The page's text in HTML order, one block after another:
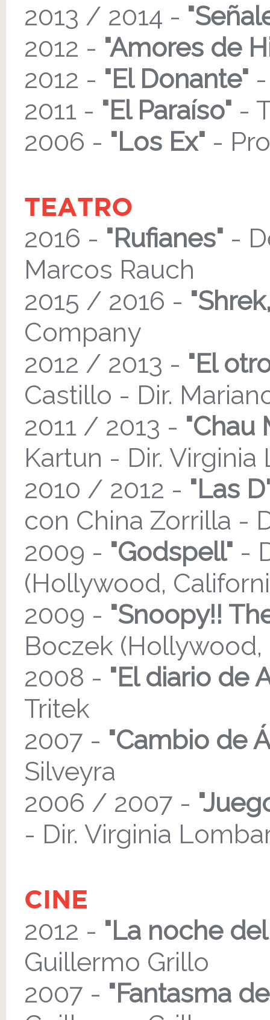
2013 / 2014 -
2012 - "Amores de
2012 - "El Donante"
2011 - "El Paraíso" -
2006 - "Los Ex" -
TEATRO
2016 - "Rufianes" -
Marcos Rauch
2015 / 2016 -
Company
2012 / 2013 - "El
Castillo - Dir.
2011 / 2013 - "Chau
Kartun - Dir.
2010 / 2012 - "Las
con China Zorrilla -
2009 - "Godspell" -
(Hollywood,
2009 - "Snoopy!!
Boczek (Hollywood,
2008 - "El diario de
Tritek
2007 - "Cambio de
Silveyra
2006 / 2007 -
- Dir. Virginia
CINE
2012 - "La noche
Guillermo Grillo
2007 - "Fantasma